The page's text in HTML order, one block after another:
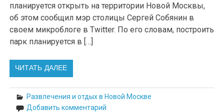
планируется открыть на территории Новой Москвы,
об этом сообщил мэр столицы Сергей Собянин в
своем микроблоге в Twitter. По его словам, построить
парк планируется в […]
ЧИТАТЬ ДАЛЕЕ
Развлечения и отдых в Новой Москве
Добавить комментарий